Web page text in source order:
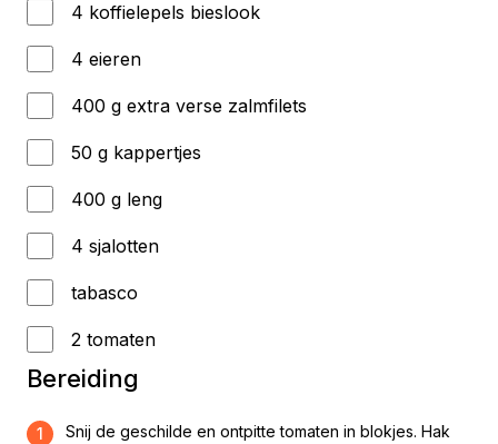
4 koffielepels bieslook
4 eieren
400 g extra verse zalmfilets
50 g kappertjes
400 g leng
4 sjalotten
tabasco
2 tomaten
Bereiding
1
Snij de geschilde en ontpitte tomaten in blokjes. Hak